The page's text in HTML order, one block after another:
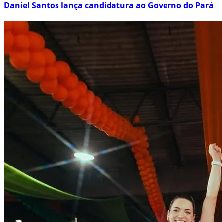
Daniel Santos lança candidatura ao Governo do Pará